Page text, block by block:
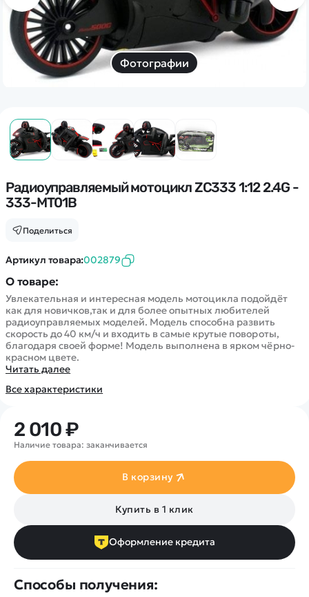
Фотографии
Радиоуправляемый мотоцикл ZC333 1:12 2.4G -
333-MT01B
Поделиться
Артикул товара:002879
О товаре:
Увлекательная и интересная модель мотоцикла подойдёт
как для новичков,так и для более опытных любителей
радиоуправляемых моделей. Модель способна развить
скорость до 40 км/ч и входить в самые крутые повороты,
благодаря своей форме! Модель выполнена в ярком чёрно-
красном цвете.
Читать далее
Все характеристики
2 010 ₽
Наличие товара: заканчивается
В корзину
Купить в 1 клик
Оформление кредита
Способы получения:
Дополнительный способ связи
WhatsApp/Мобильный
Есть вопрос? Можем связаться с вами
Наши соцсети:
Каталог
Квадрокоптеры
Вертолеты
Катера
Роботы
Самолеты
Сборные модели
Спецтехника
Железные дороги
Конструкторы
Запчасти для моделей
Информация
Оптовые продажи
Блог
Статьи про беспилотники
Обзор квадрокоптеров
Аренда Квадрокоптеров
Покупка в кредит
Покупателю
Контакты
Оплата и доставка
Оплата на сайте